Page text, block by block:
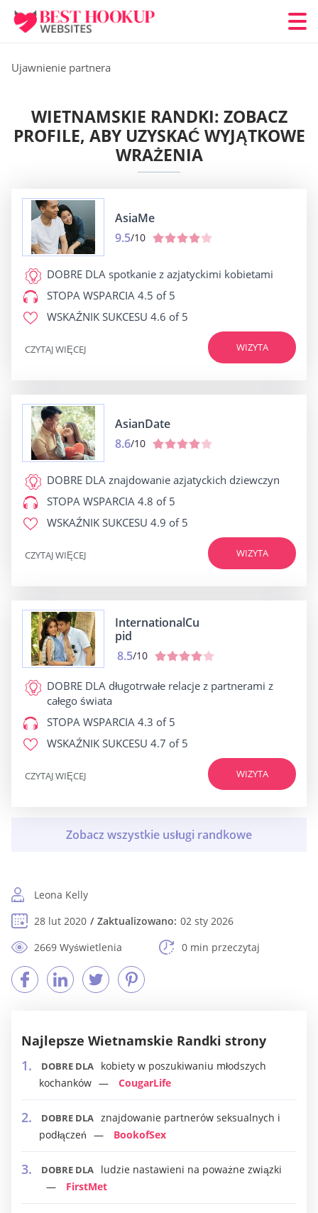
Ujawnienie partnera
WIETNAMSKIE RANDKI: ZOBACZ
PROFILE, ABY UZYSKAĆ WYJĄTKOWE
WRAŻENIA
AsiaMe
9.5/10
DOBRE DLA spotkanie z azjatyckimi kobietami
STOPA WSPARCIA 4.5 of 5
WSKAŹNIK SUKCESU 4.6 of 5
WIZYTA
CZYTAJ WIĘCEJ
AsianDate
8.6/10
DOBRE DLA znajdowanie azjatyckich dziewczyn
STOPA WSPARCIA 4.8 of 5
WSKAŹNIK SUKCESU 4.9 of 5
WIZYTA
CZYTAJ WIĘCEJ
InternationalCu
pid
8.5/10
DOBRE DLA długotrwałe relacje z partnerami z
całego świata
STOPA WSPARCIA 4.3 of 5
WSKAŹNIK SUKCESU 4.7 of 5
WIZYTA
CZYTAJ WIĘCEJ
Leona Kelly
28 lut 2020
Zaktualizowano: 02 sty 2026
2669 Wyświetlenia
0 min przeczytaj
Najlepsze Wietnamskie Randki strony
DOBRE DLA
kobiety w poszukiwaniu młodszych
kochanków
CougarLife
DOBRE DLA znajdowanie partnerów seksualnych i
podłączeń
BookofSex
DOBRE DLA
ludzie nastawieni na poważne związki
FirstMet